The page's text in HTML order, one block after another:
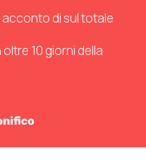
di sul totale
10 giorni della